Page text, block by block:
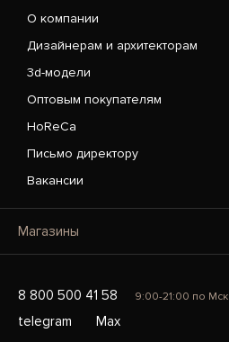
О компании
Дизайнерам и архитекторам
3d-модели
Оптовым покупателям
HoReCa
Письмо директору
Вакансии
Магазины
8 800 500 41 58 9:00-21:00 по Мск
telegram
Max